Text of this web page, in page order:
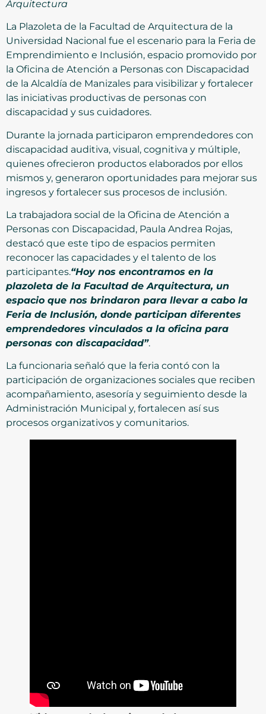
Arquitectura
La Plazoleta de la Facultad de Arquitectura de la
Universidad Nacional fue el escenario para la Feria de
Emprendimiento e Inclusión, espacio promovido por
la Oficina de Atención a Personas con Discapacidad
de la Alcaldía de Manizales para visibilizar y fortalecer
las iniciativas productivas de personas con
discapacidad y sus cuidadores.
Durante la jornada participaron emprendedores con
discapacidad auditiva, visual, cognitiva y múltiple,
quienes ofrecieron productos elaborados por ellos
mismos y, generaron oportunidades para mejorar sus
ingresos y fortalecer sus procesos de inclusión.
La trabajadora social de la Oficina de Atención a
Personas con Discapacidad, Paula Andrea Rojas,
destacó que este tipo de espacios permiten
reconocer las capacidades y el talento de los
participantes.“Hoy nos encontramos en la
plazoleta de la Facultad de Arquitectura, un
espacio que nos brindaron para llevar a cabo la
Feria de Inclusión, donde participan diferentes
emprendedores vinculados a la oficina para
personas con discapacidad”.
La funcionaria señaló que la feria contó con la
participación de organizaciones sociales que reciben
acompañamiento, asesoría y seguimiento desde la
Administración Municipal y, fortalecen así sus
procesos organizativos y comunitarios.